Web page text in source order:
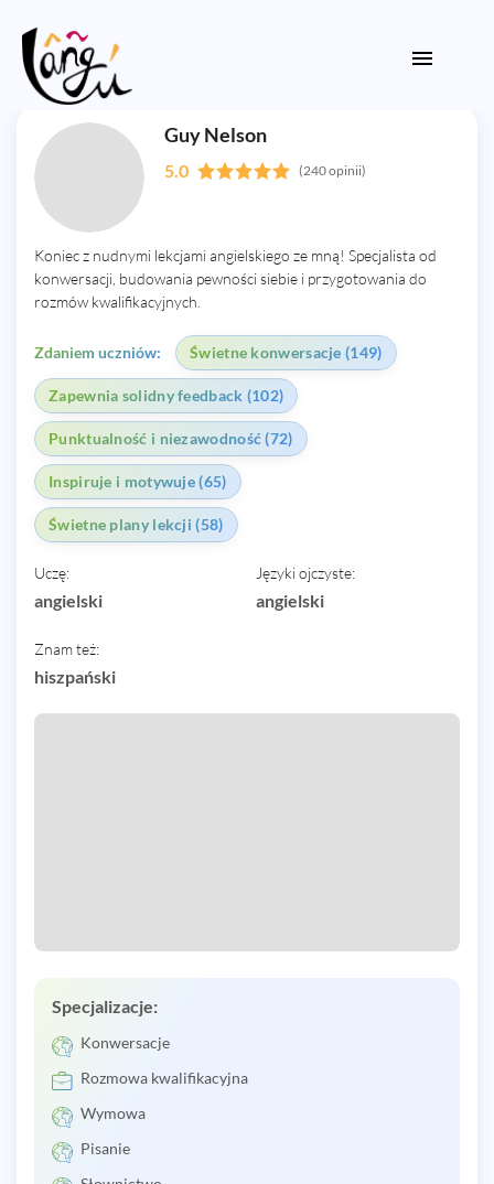
Guy Nelson
5.0 (240 opinii)
Koniec z nudnymi lekcjami angielskiego ze mną! Specjalista od
konwersacji, budowania pewności siebie i przygotowania do
rozmów kwalifikacyjnych.
Zdaniem uczniów: Świetne konwersacje (149)
Zapewnia solidny feedback (102)
Punktualność i niezawodność (72)
Inspiruje i motywuje (65)
Świetne plany lekcji (58)
Uczę:
angielski
Języki ojczyste:
angielski
Znam też:
hiszpański
Specjalizacje:
Konwersacje
Rozmowa kwalifikacyjna
Wymowa
Pisanie